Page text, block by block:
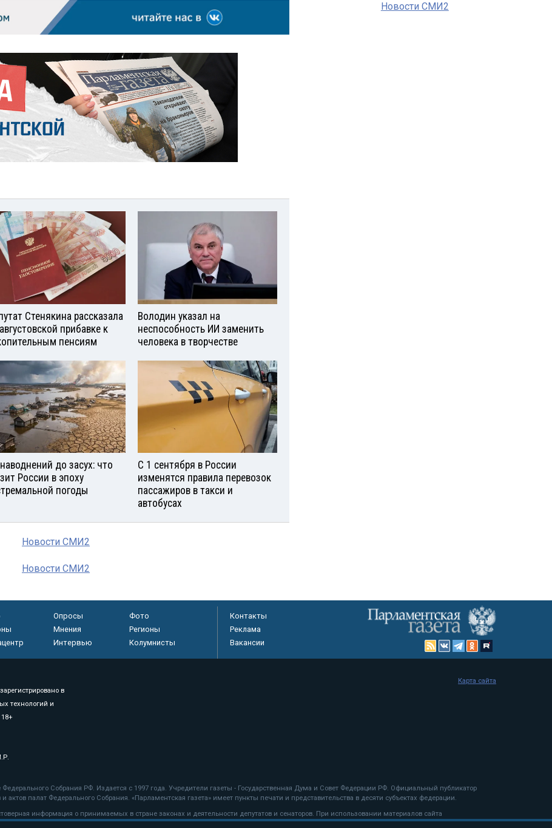
Стенякина рассказала
прибавке к
пенсиям
Володин указал на
неспособность ИИ заменить
человека в творчестве
до засух: что
России в эпоху
погоды
С 1 сентября в России
изменятся правила перевозок
пассажиров в такси и
автобусах
Новости СМИ2
Новости СМИ2
Новости СМИ2
Опросы
Фото
Мнения
Регионы
Интервью Колумнисты
Контакты
Реклама
Вакансии
в
технологий и
Собрания РФ. Издается с 1997 года. Учредители газеты - Государственная Дума и Совет Федерации РФ. Официальный публикатор
палат Федерального Собрания. «Парламентская газета» имеет пункты печати и представительства в десяти субъектах федерации.
информация о принимаемых в стране законах и деятельности депутатов и сенаторов. При использовании материалов сайта
Карта сайта